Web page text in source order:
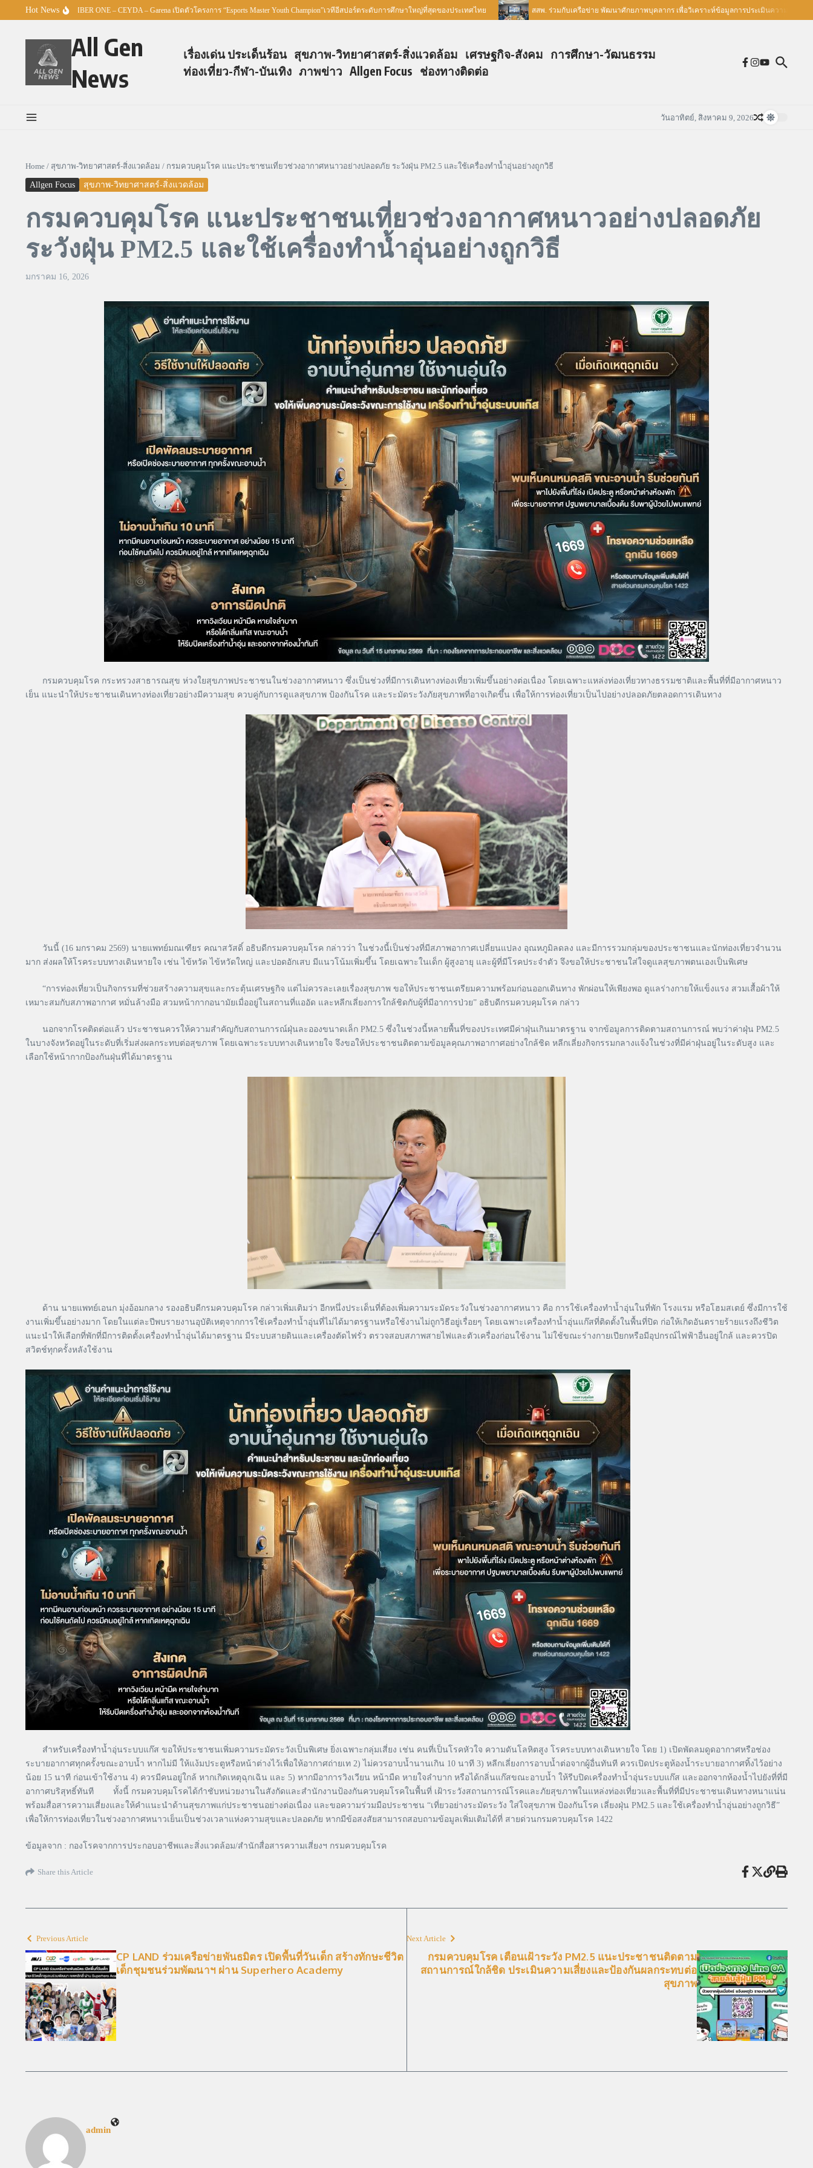
Skip to content
Hot News
TO BE NUMBER ONE – CEYDA – Garena เปิดตัวโครงการ “Esports Master Youth Champion”เวทีอีสปอร์ตระดับการศึกษาใหญ่ที่สุดของประเทศไทย สสพ. ร่วมกับเครือข่าย พัฒนาศักยภาพบุคลากร เพื่อวิเคราะห์ข้อมูลการประเมินความรอบรู้ด้านสุขภาพ
All Gen
News
เรื่องเด่น ประเด็นร้อน สุขภาพ-วิทยาศาสตร์-สิ่งแวดล้อม เศรษฐกิจ-สังคม การศึกษา-วัฒนธรรม
ท่องเที่ยว-กีฬา-บันเทิง ภาพข่าว Allgen Focus ช่องทางติดต่อ
วันอาทิตย์, สิงหาคม 9, 2026
Home / สุขภาพ-วิทยาศาสตร์-สิ่งแวดล้อม / กรมควบคุมโรค แนะประชาชนเที่ยวช่วงอากาศหนาวอย่างปลอดภัย ระวังฝุ่น PM2.5 และใช้เครื่องทำน้ำอุ่นอย่างถูกวิธี
Allgen Focus สุขภาพ-วิทยาศาสตร์-สิ่งแวดล้อม
กรมควบคุมโรค แนะประชาชนเที่ยวช่วงอากาศหนาวอย่างปลอดภัย
ระวังฝุ่น PM2.5 และใช้เครื่องทำน้ำอุ่นอย่างถูกวิธี
มกราคม 16, 2026
กรมควบคุมโรค กระทรวงสาธารณสุข ห่วงใยสุขภาพประชาชนในช่วงอากาศหนาว ซึ่งเป็นช่วงที่มีการเดินทางท่องเที่ยวเพิ่มขึ้นอย่างต่อเนื่อง โดยเฉพาะแหล่งท่องเที่ยวทางธรรมชาติและพื้นที่ที่มีอากาศหนาว
เย็น แนะนำให้ประชาชนเดินทางท่องเที่ยวอย่างมีความสุข ควบคู่กับการดูแลสุขภาพ ป้องกันโรค และระมัดระวังภัยสุขภาพที่อาจเกิดขึ้น เพื่อให้การท่องเที่ยวเป็นไปอย่างปลอดภัยตลอดการเดินทาง
วันนี้ (16 มกราคม 2569) นายแพทย์มณเฑียร คณาสวัสดิ์ อธิบดีกรมควบคุมโรค กล่าวว่า ในช่วงนี้เป็นช่วงที่มีสภาพอากาศเปลี่ยนแปลง อุณหภูมิลดลง และมีการรวมกลุ่มของประชาชนและนักท่องเที่ยวจำนวน
มาก ส่งผลให้โรคระบบทางเดินหายใจ เช่น ไข้หวัด ไข้หวัดใหญ่ และปอดอักเสบ มีแนวโน้มเพิ่มขึ้น โดยเฉพาะในเด็ก ผู้สูงอายุ และผู้ที่มีโรคประจำตัว จึงขอให้ประชาชนใส่ใจดูแลสุขภาพตนเองเป็นพิเศษ
“การท่องเที่ยวเป็นกิจกรรมที่ช่วยสร้างความสุขและกระตุ้นเศรษฐกิจ แต่ไม่ควรละเลยเรื่องสุขภาพ ขอให้ประชาชนเตรียมความพร้อมก่อนออกเดินทาง พักผ่อนให้เพียงพอ ดูแลร่างกายให้แข็งแรง สวมเสื้อผ้าให้
เหมาะสมกับสภาพอากาศ หมั่นล้างมือ สวมหน้ากากอนามัยเมื่ออยู่ในสถานที่แออัด และหลีกเลี่ยงการใกล้ชิดกับผู้ที่มีอาการป่วย” อธิบดีกรมควบคุมโรค กล่าว
นอกจากโรคติดต่อแล้ว ประชาชนควรให้ความสำคัญกับสถานการณ์ฝุ่นละอองขนาดเล็ก PM2.5 ซึ่งในช่วงนี้หลายพื้นที่ของประเทศมีค่าฝุ่นเกินมาตรฐาน จากข้อมูลการติดตามสถานการณ์ พบว่าค่าฝุ่น PM2.5
ในบางจังหวัดอยู่ในระดับที่เริ่มส่งผลกระทบต่อสุขภาพ โดยเฉพาะระบบทางเดินหายใจ จึงขอให้ประชาชนติดตามข้อมูลคุณภาพอากาศอย่างใกล้ชิด หลีกเลี่ยงกิจกรรมกลางแจ้งในช่วงที่มีค่าฝุ่นอยู่ในระดับสูง และ
เลือกใช้หน้ากากป้องกันฝุ่นที่ได้มาตรฐาน
ด้าน นายแพทย์เอนก มุ่งอ้อมกลาง รองอธิบดีกรมควบคุมโรค กล่าวเพิ่มเติมว่า อีกหนึ่งประเด็นที่ต้องเพิ่มความระมัดระวังในช่วงอากาศหนาว คือ การใช้เครื่องทำน้ำอุ่นในที่พัก โรงแรม หรือโฮมสเตย์ ซึ่งมีการใช้
งานเพิ่มขึ้นอย่างมาก โดยในแต่ละปีพบรายงานอุบัติเหตุจากการใช้เครื่องทำน้ำอุ่นที่ไม่ได้มาตรฐานหรือใช้งานไม่ถูกวิธีอยู่เรื่อยๆ โดยเฉพาะเครื่องทำน้ำอุ่นแก๊สที่ติดตั้งในพื้นที่ปิด ก่อให้เกิดอันตรายร้ายแรงถึงชีวิต
แนะนำให้เลือกที่พักที่มีการติดตั้งเครื่องทำน้ำอุ่นได้มาตรฐาน มีระบบสายดินและเครื่องตัดไฟรั่ว ตรวจสอบสภาพสายไฟและตัวเครื่องก่อนใช้งาน ไม่ใช้ขณะร่างกายเปียกหรือมีอุปกรณ์ไฟฟ้าอื่นอยู่ใกล้ และควรปิด
สวิตช์ทุกครั้งหลังใช้งาน
สำหรับเครื่องทำน้ำอุ่นระบบแก๊ส ขอให้ประชาชนเพิ่มความระมัดระวังเป็นพิเศษ ยิ่งเฉพาะกลุ่มเสี่ยง เช่น คนที่เป็นโรคหัวใจ ความดันโลหิตสูง โรคระบบทางเดินหายใจ โดย 1) เปิดพัดลมดูดอากาศหรือช่อง
ระบายอากาศทุกครั้งขณะอาบน้ำ หากไม่มี ให้แง้มประตูหรือหน้าต่างไว้เพื่อให้อากาศถ่ายเท 2) ไม่ควรอาบน้ำนานเกิน 10 นาที 3) หลีกเลี่ยงการอาบน้ำต่อจากผู้อื่นทันที ควรเปิดประตูห้องน้ำระบายอากาศทิ้งไว้อย่าง
น้อย 15 นาที ก่อนเข้าใช้งาน 4) ควรมีคนอยู่ใกล้ หากเกิดเหตุฉุกเฉิน และ 5) หากมีอาการวิงเวียน หน้ามืด หายใจลำบาก หรือได้กลิ่นแก๊สขณะอาบน้ำ ให้รีบปิดเครื่องทำน้ำอุ่นระบบแก๊ส และออกจากห้องน้ำไปยังที่ที่มี
อากาศบริสุทธิ์ทันที ทั้งนี้ กรมควบคุมโรคได้กำชับหน่วยงานในสังกัดและสำนักงานป้องกันควบคุมโรคในพื้นที่ เฝ้าระวังสถานการณ์โรคและภัยสุขภาพในแหล่งท่องเที่ยวและพื้นที่ที่มีประชาชนเดินทางหนาแน่น
พร้อมสื่อสารความเสี่ยงและให้คำแนะนำด้านสุขภาพแก่ประชาชนอย่างต่อเนื่อง และขอความร่วมมือประชาชน “เที่ยวอย่างระมัดระวัง ใส่ใจสุขภาพ ป้องกันโรค เลี่ยงฝุ่น PM2.5 และใช้เครื่องทำน้ำอุ่นอย่างถูกวิธี”
เพื่อให้การท่องเที่ยวในช่วงอากาศหนาวเย็นเป็นช่วงเวลาแห่งความสุขและปลอดภัย หากมีข้อสงสัยสามารถสอบถามข้อมูลเพิ่มเติมได้ที่ สายด่วนกรมควบคุมโรค 1422
ข้อมูลจาก : กองโรคจากการประกอบอาชีพและสิ่งแวดล้อม/สำนักสื่อสารความเสี่ยงฯ กรมควบคุมโรค
Share this Article
Previous Article
CP LAND ร่วมเครือข่ายพันธมิตร เปิดพื้นที่วันเด็ก สร้างทักษะชีวิต
เด็กชุมชนร่วมพัฒนาฯ ผ่าน Superhero Academy
Next Article
กรมควบคุมโรค เตือนเฝ้าระวัง PM2.5 แนะประชาชนติดตาม
สถานการณ์ใกล้ชิด ประเมินความเสี่ยงและป้องกันผลกระทบต่อ
สุขภาพ
admin